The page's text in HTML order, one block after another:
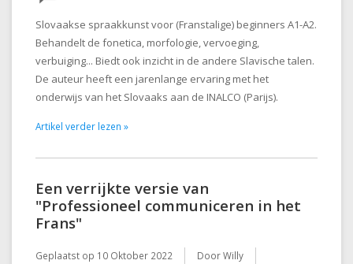
Slovaakse spraakkunst voor (Franstalige) beginners A1-A2.
Behandelt de fonetica, morfologie, vervoeging,
verbuiging... Biedt ook inzicht in de andere Slavische talen.
De auteur heeft een jarenlange ervaring met het
onderwijs van het Slovaaks aan de INALCO (Parijs).
Artikel verder lezen »
Een verrijkte versie van
"Professioneel communiceren in het
Frans"
Geplaatst op 10 Oktober 2022 Door Willy